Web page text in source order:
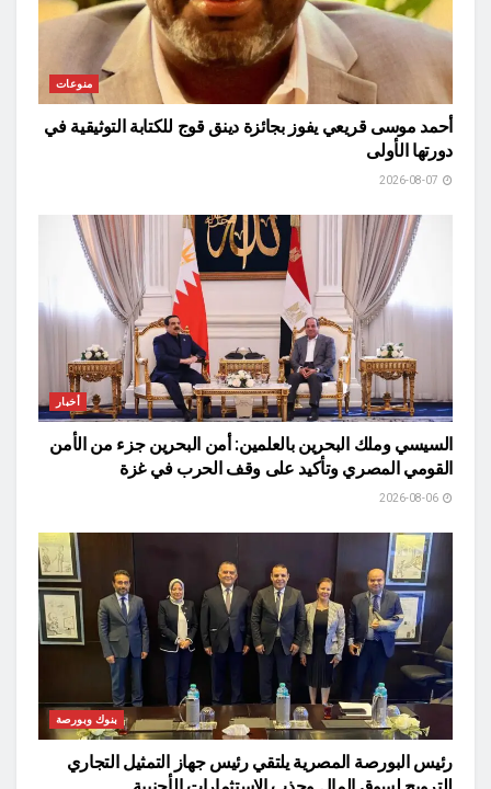
منوعات
أحمد موسى قريعي يفوز بجائزة دينق قوج للكتابة التوثيقية في
دورتها الأولى
أخبار
السيسي وملك البحرين بالعلمين: أمن البحرين جزء من الأمن
القومي المصري وتأكيد على وقف الحرب في غزة
بنوك وبورصة
رئيس البورصة المصرية يلتقي رئيس جهاز التمثيل التجاري